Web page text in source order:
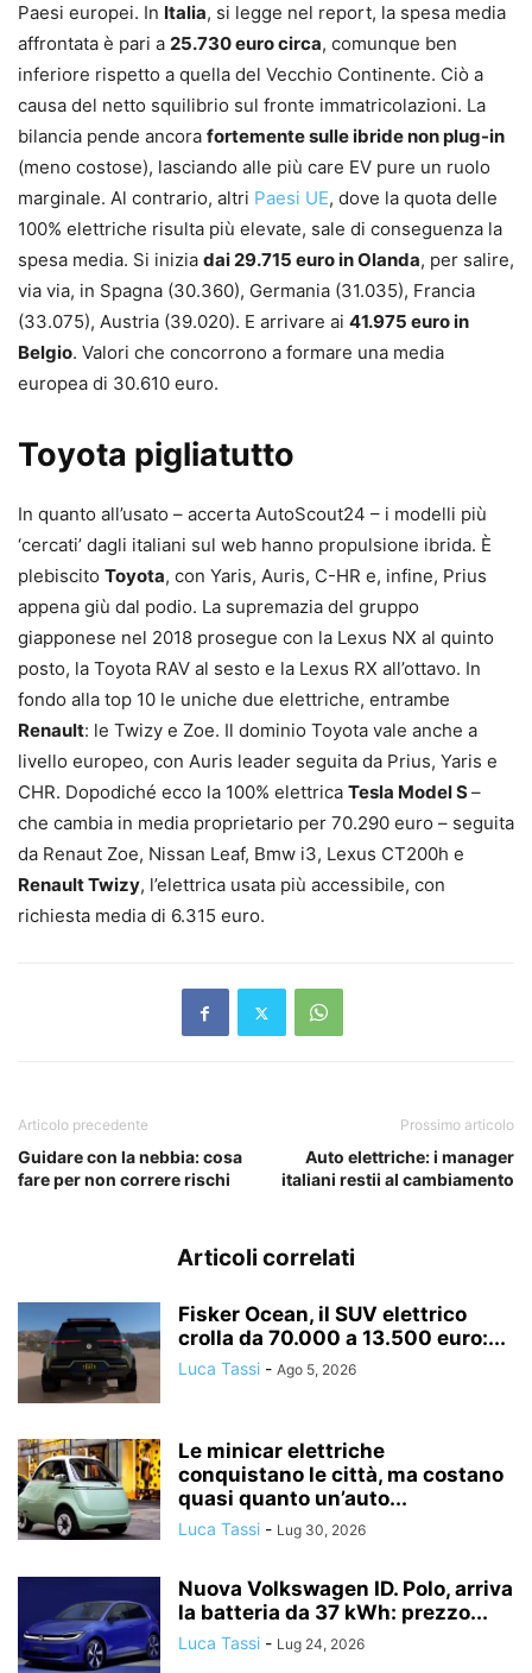
Paesi europei. In Italia, si legge nel report, la spesa media
affrontata è pari a 25.730 euro circa, comunque ben
inferiore rispetto a quella del Vecchio Continente. Ciò a
causa del netto squilibrio sul fronte immatricolazioni. La
bilancia pende ancora fortemente sulle ibride non plug-in
(meno costose), lasciando alle più care EV pure un ruolo
marginale. Al contrario, altri Paesi UE, dove la quota delle
100% elettriche risulta più elevate, sale di conseguenza la
spesa media. Si inizia dai 29.715 euro in Olanda, per salire,
via via, in Spagna (30.360), Germania (31.035), Francia
(33.075), Austria (39.020). E arrivare ai 41.975 euro in
Belgio. Valori che concorrono a formare una media
europea di 30.610 euro.
Toyota pigliatutto
In quanto all’usato – accerta AutoScout24 – i modelli più
‘cercati’ dagli italiani sul web hanno propulsione ibrida. È
plebiscito Toyota, con Yaris, Auris, C-HR e, infine, Prius
appena giù dal podio. La supremazia del gruppo
giapponese nel 2018 prosegue con la Lexus NX al quinto
posto, la Toyota RAV al sesto e la Lexus RX all’ottavo. In
fondo alla top 10 le uniche due elettriche, entrambe
Renault: le Twizy e Zoe. Il dominio Toyota vale anche a
livello europeo, con Auris leader seguita da Prius, Yaris e
CHR. Dopodiché ecco la 100% elettrica Tesla Model S–
che cambia in media proprietario per 70.290 euro – seguita
da Renaut Zoe, Nissan Leaf, Bmw i3, Lexus CT200h e
Renault Twizy, l’elettrica usata più accessibile, con
richiesta media di 6.315 euro.
Articolo precedente
Guidare con la nebbia: cosa
fare per non correre rischi
Prossimo articolo
Auto elettriche: i manager
italiani restii al cambiamento
Articoli correlati
Fisker Ocean, il SUV elettrico
crolla da 70.000 a 13.500 euro:...
Luca Tassi - Ago 5, 2026
Le minicar elettriche
conquistano le città, ma costano
quasi quanto un’auto...
Luca Tassi - Lug 30, 2026
Nuova Volkswagen ID. Polo, arriva
la batteria da 37 kWh: prezzo...
Luca Tassi - Lug 24, 2026